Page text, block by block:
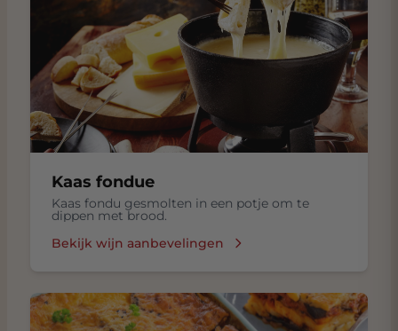
Kaas fondue
Kaas fondu gesmolten in een potje om te
dippen met brood.
Bekijk wijn aanbevelingen